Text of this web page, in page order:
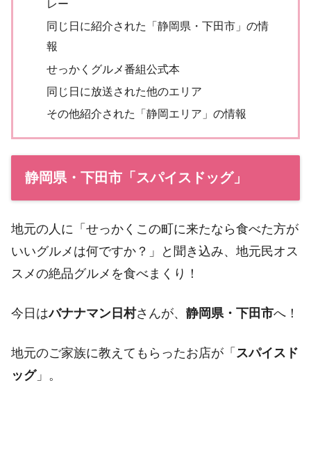
レー
同じ日に紹介された「静岡県・下田市」の情
報
せっかくグルメ番組公式本
同じ日に放送された他のエリア
その他紹介された「静岡エリア」の情報
静岡県・下田市「スパイスドッグ」
地元の人に「せっかくこの町に来たなら食べた方が
いいグルメは何ですか？」と聞き込み、地元民オス
スメの絶品グルメを食べまくり！
今日はバナナマン日村さんが、 静岡県・下田市へ！
地元のご家族に教えてもらったお店が「 スパイスド
ッグ」。